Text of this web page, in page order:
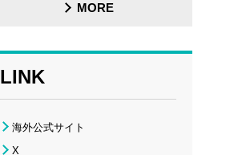
MORE
LINK
海外公式サイト
X